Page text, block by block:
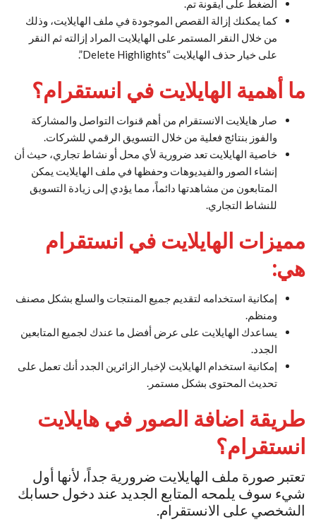
الضغط على أيقونة تم.
كما يمكنك إزالة القصص الموجودة في ملف الهايلايت، وذلك
من خلال النقر المستمر على الهايلايت المراد إزالته ثم النقر
على خيار حذف الهايلايت “Delete Highlights”.
ما أهمية الهايلايت في انستقرام؟
صار هايلايت الانستقرام من أهم قنوات التواصل والمشاركة
والفوز بنتائج فعلية من خلال التسويق الرقمي للشركات.
خاصية الهايلايت تعد ضرورية لأي محل أو نشاط تجاري، حيث أن
إنشاء الصور والفيديوهات وحفظها في ملف الهايلايت يمكن
المتابعون من مشاهدتها دائماً، مما يؤدي إلى زيادة التسويق
للنشاط التجاري.
مميزات الهايلايت في انستقرام
هي:
إمكانية استخدامه لتقديم جميع المنتجات والسلع بشكل مصنف
ومنظم.
يساعدك الهايلايت على عرض أفضل ما عندك لجميع المتابعين
الجدد.
إمكانية استخدام الهايلايت لإخبار الزائرين الجدد أنك تعمل على
تحديث المحتوى بشكل مستمر.
طريقة اضافة الصور في هايلايت
انستقرام؟
تعتبر صورة ملف الهايلايت ضرورية جداً، لأنها أول
شيء سوف يلمحه المتابع الجديد عند دخول حسابك
الشخصي على الانستقرام.